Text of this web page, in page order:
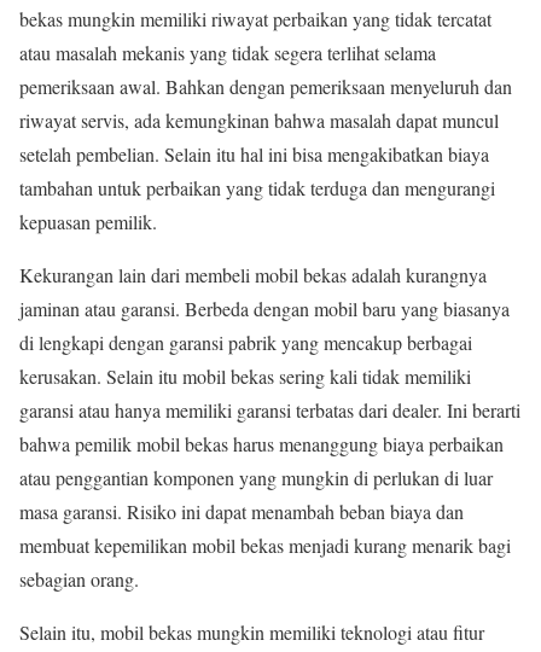
bekas mungkin memiliki riwayat perbaikan yang tidak tercatat
atau masalah mekanis yang tidak segera terlihat selama
pemeriksaan awal. Bahkan dengan pemeriksaan menyeluruh dan
riwayat servis, ada kemungkinan bahwa masalah dapat muncul
setelah pembelian. Selain itu hal ini bisa mengakibatkan biaya
tambahan untuk perbaikan yang tidak terduga dan mengurangi
kepuasan pemilik.
Kekurangan lain dari membeli mobil bekas adalah kurangnya
jaminan atau garansi. Berbeda dengan mobil baru yang biasanya
di lengkapi dengan garansi pabrik yang mencakup berbagai
kerusakan. Selain itu mobil bekas sering kali tidak memiliki
garansi atau hanya memiliki garansi terbatas dari dealer. Ini berarti
bahwa pemilik mobil bekas harus menanggung biaya perbaikan
atau penggantian komponen yang mungkin di perlukan di luar
masa garansi. Risiko ini dapat menambah beban biaya dan
membuat kepemilikan mobil bekas menjadi kurang menarik bagi
sebagian orang.
Selain itu, mobil bekas mungkin memiliki teknologi atau fitur